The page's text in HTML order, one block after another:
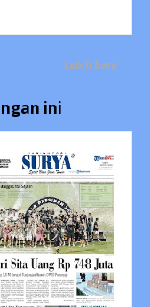
Lebih baru
ini